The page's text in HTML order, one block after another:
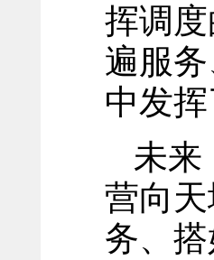
挥调
遍服
中发
未来
营向
务、